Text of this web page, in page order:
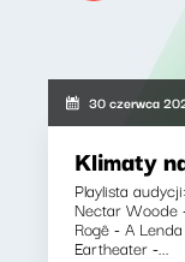
30 czerwca
Klimaty
Playlista audycji:
Nectar Woode
Rogê - A
Eartheater -...